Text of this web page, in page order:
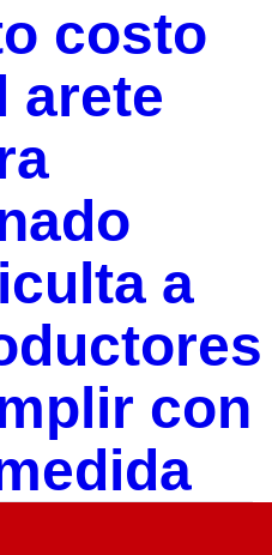
costo
arete
a
con